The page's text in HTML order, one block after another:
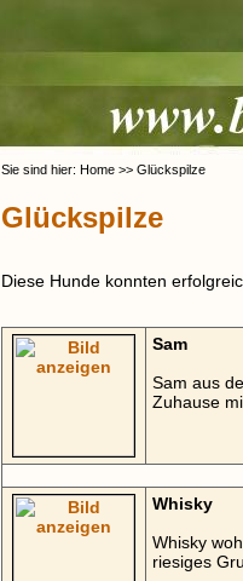
Sie sind hier: Home >> Glückspilze
Glückspilze
Diese Hunde konnten
Sam
Sam aus
Zuhause
Whisky
Whisky
riesiges